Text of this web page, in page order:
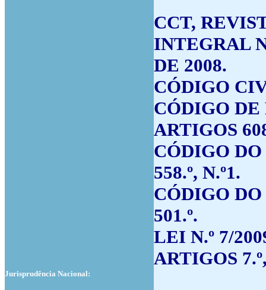
CCT,
INTEGRAL
DE 2008.
CÓDIGO
CÓDIGO DE
ARTIGOS
CÓDIGO
558.º, N.º1.
CÓDIGO
501.º.
LEI N.º 7/
ARTIGOS
Jurisprudência Nacional: